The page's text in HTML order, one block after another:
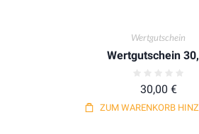
Wertgutschein
Wertgutschein
ZUM WARENKORB
30,00 €